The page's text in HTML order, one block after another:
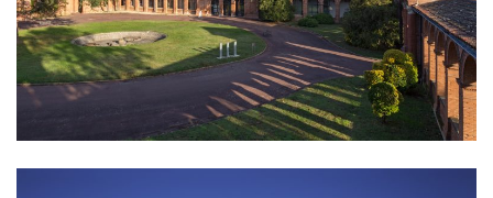
équipement